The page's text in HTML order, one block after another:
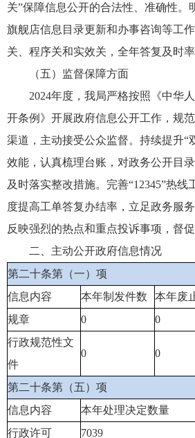
关”保障信息公开的合法性、准确性。
旗舰店信息目录更新和办事咨询等工
关、程序关和实效关，全年答复及时率
（五）监督保障方面
2024年度，我局严格按照《中华
开条例》开展政府信息公开工作，规
渠道，主动接受公众监督。持续提升“
效能，认真梳理台账，对政务公开目
及时落实整改措施。完善“12345”热线
度提高工单答复办结率，立足政务服
反映强烈的热点和重点投诉事项，督
二、主动公开政府信息情况
第二十条第（一）项
信息内容
本年制发件数 本年废
规章
0 0
行政规范性文
件
0 0
第二十条第（五）项
信息内容
本年处理决定数量
行政许可
7039